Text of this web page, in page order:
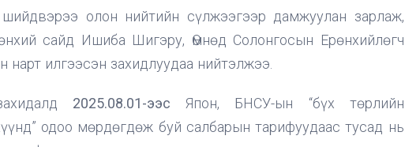
олон нийтийн сүлжээгээр дамжуулан зарлаж,
сайд Ишиба Шигэру, Өмнөд Солонгосын Ерөнхийлөгч
илгээсэн захидлуудаа нийтэлжээ.
2025.08.01-ээс Япон, БНСУ-ын “бүх төрлийн
одоо мөрдөгдөж буй салбарын тарифуудаас тусад нь